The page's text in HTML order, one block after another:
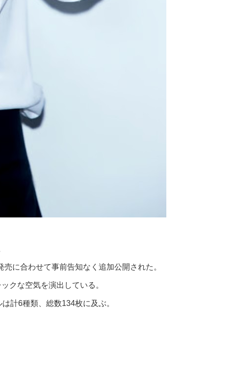
に合わせて事前告知なく追加公開された。
クな空気を演出している。
計6種類、総数134枚に及ぶ。